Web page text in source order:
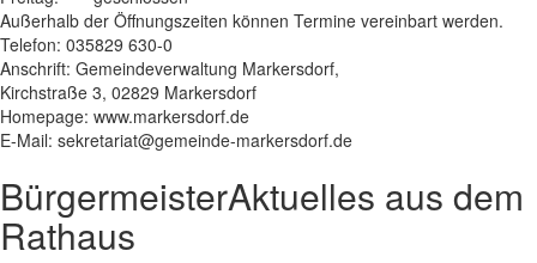
Außerhalb der Öffnungszeiten können Termine vereinbart werden.
Telefon: 035829 630-0
Anschrift: Gemeindeverwaltung Markersdorf,
Kirchstraße 3, 02829 Markersdorf
Homepage: www.markersdorf.de
E-Mail: sekretariat@gemeinde-markersdorf.de
BürgermeisterAktuelles aus dem
Rathaus